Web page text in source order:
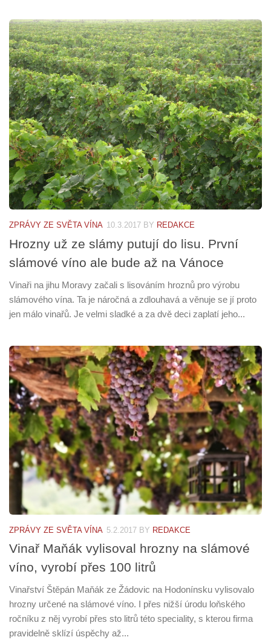
ZPRÁVY ZE SVĚTA VÍNA 10.3.2017 BY REDAKCE
Hrozny už ze slámy putují do lisu. První
slámové víno ale bude až na Vánoce
Vinaři na jihu Moravy začali s lisováním hroznů pro výrobu
slámového vína. Ta je náročná a zdlouhavá a věnuje se jí proto
jen málo vinařů. Je velmi sladké a za dvě deci zaplatí jeho...
ZPRÁVY ZE SVĚTA VÍNA 5.2.2017 BY REDAKCE
Vinař Maňák vylisoval hrozny na slámové
víno, vyrobí přes 100 litrů
Vinařství Štěpán Maňák ze Žádovic na Hodonínsku vylisovalo
hrozny určené na slámové víno. I přes nižší úrodu loňského
ročníku z něj vyrobí přes sto litrů této speciality, s kterou firma
pravidelně sklízí úspěchy až...